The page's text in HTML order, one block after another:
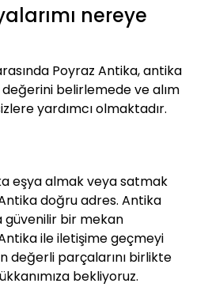
nereye
Poyraz Antika, antika
değerini belirlemede ve alım
yardımcı olmaktadır.
eşya almak veya satmak
doğru adres. Antika
güvenilir bir mekan
ile iletişime geçmeyi
değerli parçalarını birlikte
bekliyoruz.